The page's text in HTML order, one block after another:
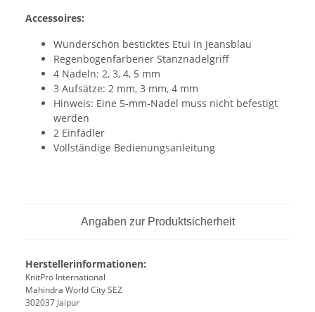
Accessoires:
Wunderschön besticktes Etui in Jeansblau
Regenbogenfarbener Stanznadelgriff
4 Nadeln: 2, 3, 4, 5 mm
3 Aufsätze: 2 mm, 3 mm, 4 mm
Hinweis: Eine 5-mm-Nadel muss nicht befestigt
werden
2 Einfädler
Vollständige Bedienungsanleitung
Angaben zur Produktsicherheit
Herstellerinformationen:
KnitPro International
Mahindra World City SEZ
302037 Jaipur